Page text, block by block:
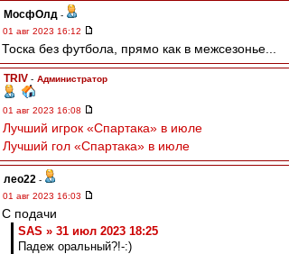
МосфОлд -
01 авг 2023 16:12
Тоска без футбола, прямо как в межсезонье...
TRIV - Администратор
01 авг 2023 16:08
Лучший игрок «Спартака» в июле
Лучший гол «Спартака» в июле
лео22 -
01 авг 2023 16:03
С подачи
SAS » 31 июл 2023 18:25
Падеж оральный?!-:)